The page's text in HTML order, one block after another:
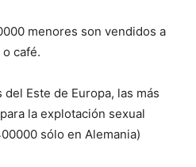
menores son vendidos a
café.
Este de Europa, las más
la explotación sexual
sólo en Alemania)